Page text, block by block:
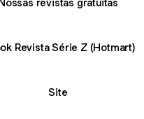
Revista Série Z (Hotmart)
Site